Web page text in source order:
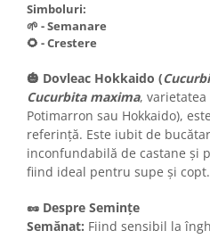
Simboluri:
🌱 - Semanare
🌻 - Crestere
🎃 Dovleac Hokkaido (
Cucurbita maxima, varietatea
Potimarron sau Hokkaido),
referință. Este iubit de
inconfundabilă de castane și
fiind ideal pentru supe și copt.
🥜 Despre Semințe
Semănat: Fiind sensibil la